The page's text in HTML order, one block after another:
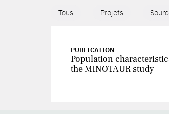
Tous Projets
PUBLICATION
Population
the MINOTAUR study